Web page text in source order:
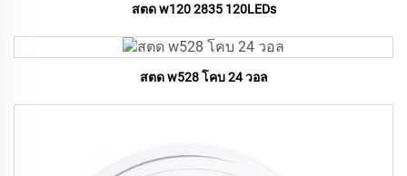
สตด w120 2835 120LEDs
สตด w528 โคบ 24 วอล